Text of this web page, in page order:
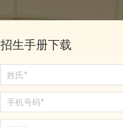
招生手册下载